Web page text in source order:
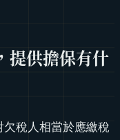
提供擔保有什
稅人相當於應繳稅